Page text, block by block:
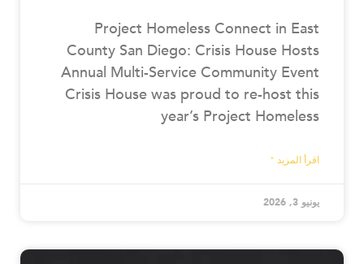
Project Homeless Connect in East
County San Diego: Crisis House Hosts
Annual Multi-Service Community Event
Crisis House was proud to re-host this
year’s Project Homeless
اقرأ المزيد "
يونيو 3, 2026